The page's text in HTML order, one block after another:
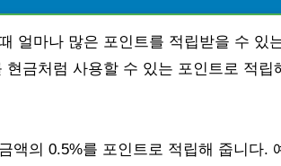
얼마나 많은 포인트를 적립받을 수 있
금처럼 사용할 수 있는 포인트로 적립
액의 0.5%를 포인트로 적립해 줍니다.